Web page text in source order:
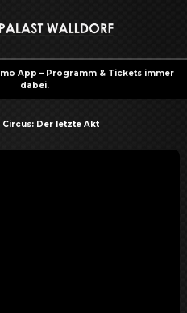
App – Programm & Tickets immer
dabei.
Der letzte Akt